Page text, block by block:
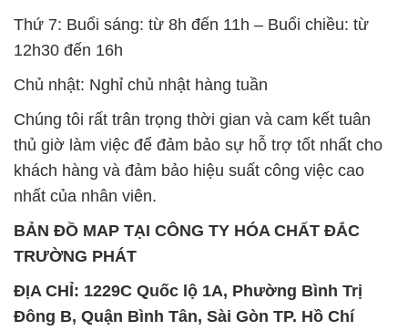
Thứ 7: Buổi sáng: từ 8h đến 11h – Buổi chiều: từ
12h30 đến 16h
Chủ nhật: Nghỉ chủ nhật hàng tuần
Chúng tôi rất trân trọng thời gian và cam kết tuân
thủ giờ làm việc để đảm bảo sự hỗ trợ tốt nhất cho
khách hàng và đảm bảo hiệu suất công việc cao
nhất của nhân viên.
BẢN ĐỒ MAP TẠI CÔNG TY HÓA CHẤT ĐẮC
TRƯỜNG PHÁT
ĐỊA CHỈ: 1229C Quốc lộ 1A, Phường Bình Trị
Đông B, Quận Bình Tân, Sài Gòn TP. Hồ Chí